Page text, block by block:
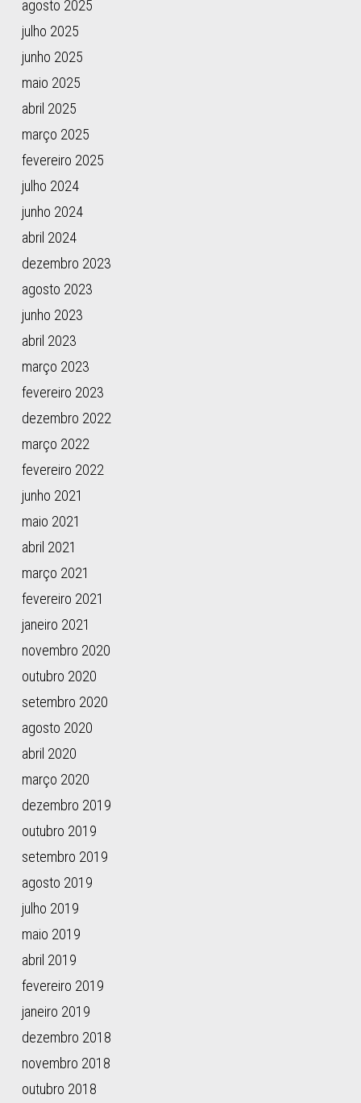
agosto 2025
julho 2025
junho 2025
maio 2025
abril 2025
março 2025
fevereiro 2025
julho 2024
junho 2024
abril 2024
dezembro 2023
agosto 2023
junho 2023
abril 2023
março 2023
fevereiro 2023
dezembro 2022
março 2022
fevereiro 2022
junho 2021
maio 2021
abril 2021
março 2021
fevereiro 2021
janeiro 2021
novembro 2020
outubro 2020
setembro 2020
agosto 2020
abril 2020
março 2020
dezembro 2019
outubro 2019
setembro 2019
agosto 2019
julho 2019
maio 2019
abril 2019
fevereiro 2019
janeiro 2019
dezembro 2018
novembro 2018
outubro 2018